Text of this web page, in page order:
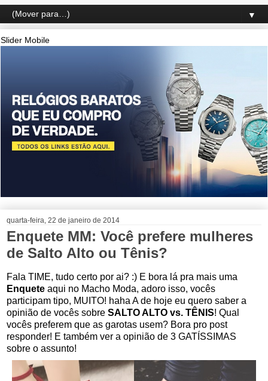
▼
Slider Mobile
quarta-feira, 22 de janeiro de 2014
Enquete MM: Você prefere mulheres
de Salto Alto ou Tênis?
Fala TIME, tudo certo por ai? :) E bora lá pra mais uma
Enquete aqui no Macho Moda, adoro isso, vocês
participam tipo, MUITO! haha A de hoje eu quero saber a
opinião de vocês sobre SALTO ALTO vs. TÊNIS! Qual
vocês preferem que as garotas usem? Bora pro post
responder! E também ver a opinião de 3 GATÍSSIMAS
sobre o assunto!